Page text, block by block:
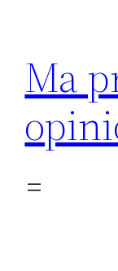
contenu
Ma